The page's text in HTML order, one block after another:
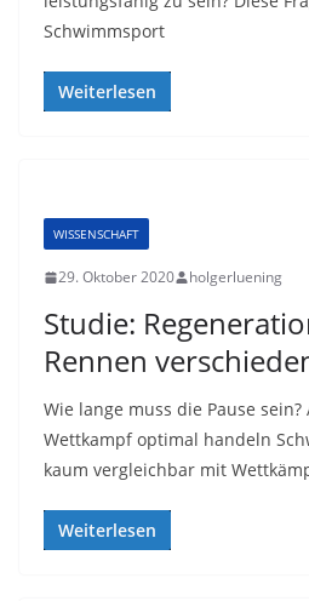
Schwimmsport
Weiterlesen
WISSENSCHAFT
29. Oktober 2020 holgerluening
Studie:
Rennen
Wie lange muss die Pause
Wettkampf optimal handeln
kaum vergleichbar mit
Weiterlesen